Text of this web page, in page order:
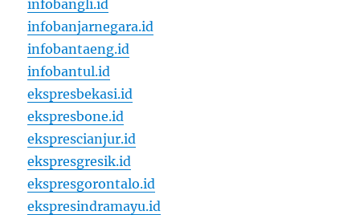
infobangli.id
infobanjarnegara.id
infobantaeng.id
infobantul.id
ekspresbekasi.id
ekspresbone.id
eksprescianjur.id
ekspresgresik.id
ekspresgorontalo.id
ekspresindramayu.id